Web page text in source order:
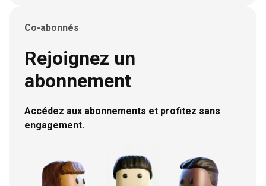
Co-abonnés
Rejoignez un
abonnement
Accédez aux abonnements et profitez sans
engagement.